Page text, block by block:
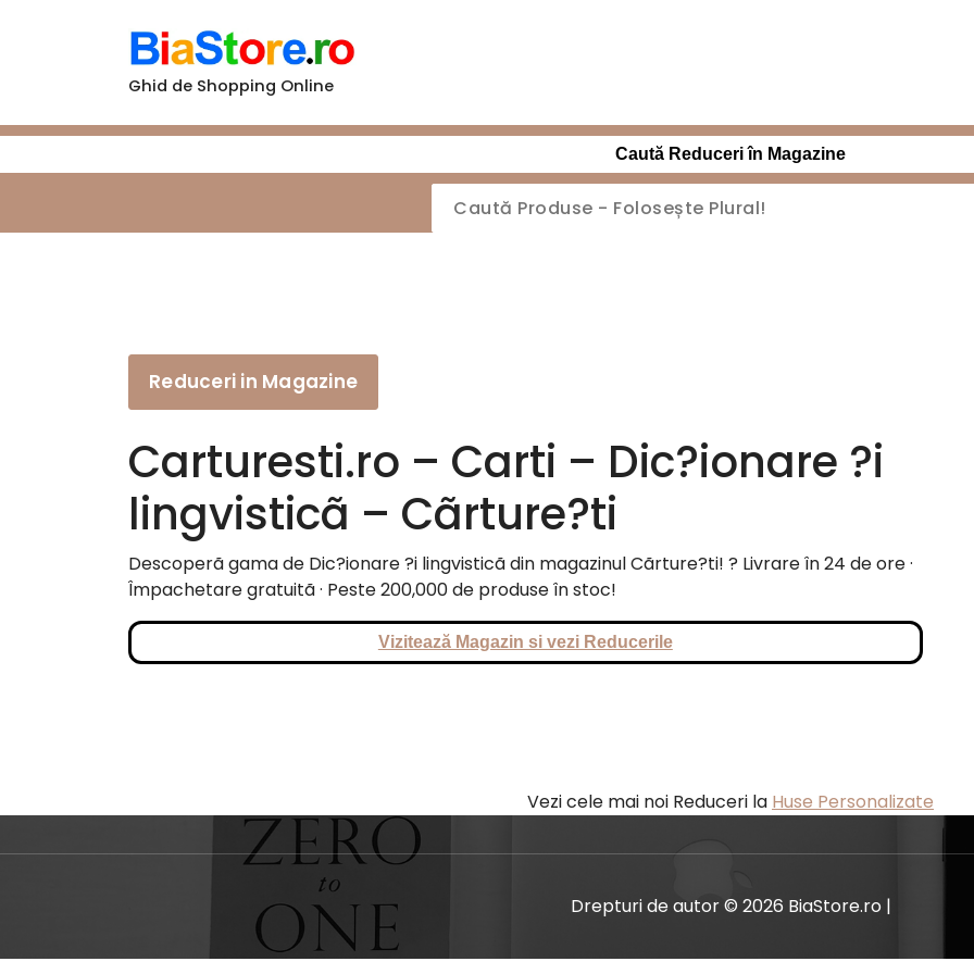
Ghid de Shopping Online
Caută Reduceri în Magazine
Reduceri in Magazine
Carturesti.ro – Carti – Dic?ionare ?i
lingvisticã – Cãrture?ti
Descoperã gama de Dic?ionare ?i lingvisticã din magazinul Cãrture?ti! ? Livrare în 24 de ore ·
Împachetare gratuitã · Peste 200,000 de produse în stoc!
Vizitează Magazin si vezi Reducerile
Vezi cele mai noi Reduceri la Huse Personalizate
Drepturi de autor © 2026 BiaStore.ro |